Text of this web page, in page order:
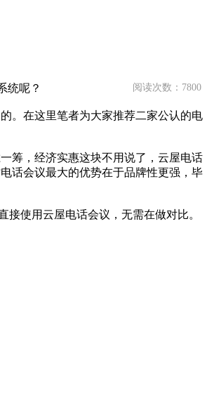
阅读次数：7800
统呢？
。在这里笔者为大家推荐二家公认的电
筹，经济实惠这块不用说了，云屋电话
话会议最大的优势在于品牌性更强，毕
使用云屋电话会议，无需在做对比。